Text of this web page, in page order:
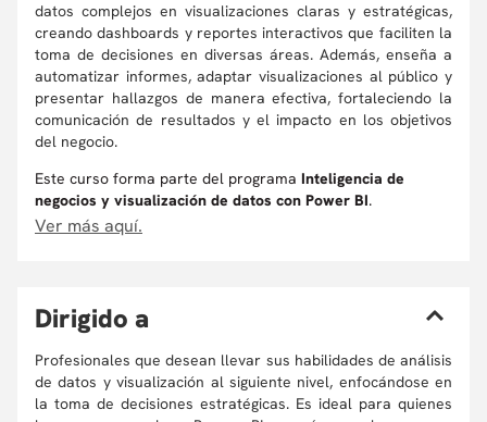
datos complejos en visualizaciones claras y estratégicas,
creando dashboards y reportes interactivos que faciliten la
toma de decisiones en diversas áreas. Además, enseña a
automatizar informes, adaptar visualizaciones al público y
presentar hallazgos de manera efectiva, fortaleciendo la
comunicación de resultados y el impacto en los objetivos
del negocio.
Este curso forma parte del programa Inteligencia de
negocios y visualización de datos con Power BI.
Ver más aquí.
Dirigido a
Profesionales que desean llevar sus habilidades de análisis
de datos y visualización al siguiente nivel, enfocándose en
la toma de decisiones estratégicas. Es ideal para quienes